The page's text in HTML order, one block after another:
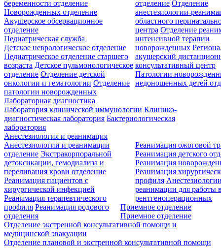
беременности отделение
Новорожденных отделение
Акушерское обсервационное
отделение
отделение Отделение
анестезиологии-
областного
центра Отделение
интенсивной терапии
новорожденных
акушерский
консультативный центр
Патологии
недоношенных детей
Педиатрическая служба
Детское неврологическое отделение
Педиатрическое отделение старшего
возраста Детское пульмонологическое
отделение Отделение детской
онкологии и гематологии Отделение
патологии новорожденных
Лабораторная диагностика
Лаборатория клинической иммунологии Клинико-
диагностическая лаборатория Бактериологическая
лаборатория
Анестезиология и реанимация
Анестезиологии и реанимации
отделение Экстракорпоральной
детоксикации, гемодиализа и
переливания крови отделение
Реанимация пациентов с
хирургической инфекцией
Реанимация терапевтического
профиля Реанимация родового
отделения
Реанимация ожоговой
Реанимация детского
Реанимация
Реанимация
профиля
реанимации для работы
рентгеноперационных
Приемное отделение
Приемное отделение
Отделение экстренной консультативной помощи и
медицинской эвакуации
Отделение плановой и экстренной консультативной помощи